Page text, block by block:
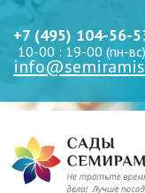
+7 (495) 104-56-
10-00 : 19-00 (пн-вс)